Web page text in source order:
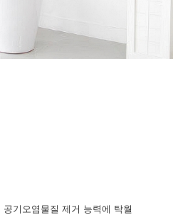
기오염물질 제거 능력에 탁월